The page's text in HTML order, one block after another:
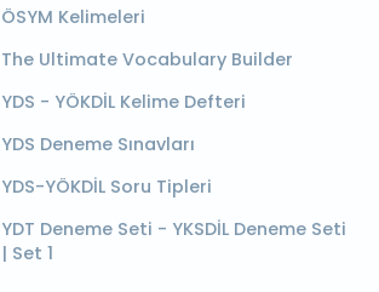
ÖSYM Kelimeleri
The Ultimate Vocabulary Builder
YDS - YÖKDİL Kelime Defteri
YDS Deneme Sınavları
YDS-YÖKDİL Soru Tipleri
YDT Deneme Seti - YKSDİL Deneme Seti
| Set 1